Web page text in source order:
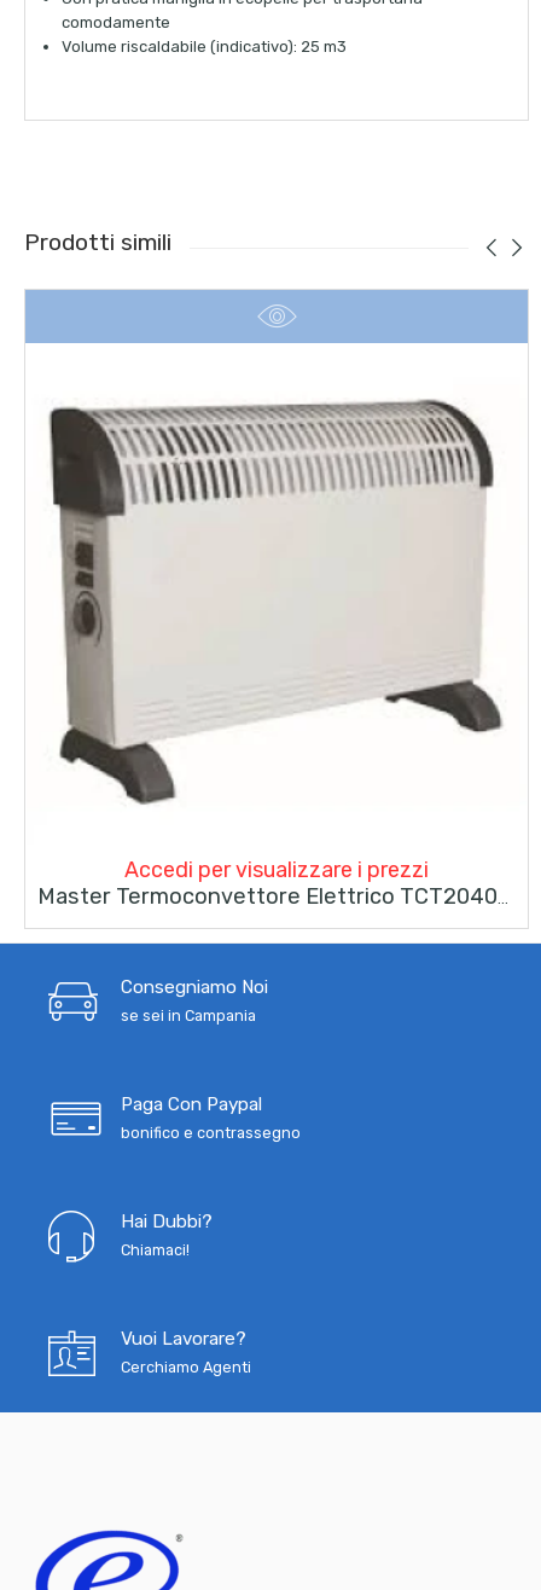
comodamente
Volume riscaldabile (indicativo): 25 m3
Prodotti simili
Accedi per visualizzare i prezzi
Consegniamo Noi
se sei in Campania
Paga Con Paypal
bonifico e contrassegno
Hai Dubbi?
Chiamaci!
Vuoi Lavorare?
Cerchiamo Agenti